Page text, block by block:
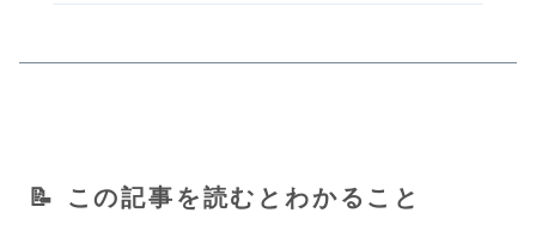
📝 この記事を読むとわかること